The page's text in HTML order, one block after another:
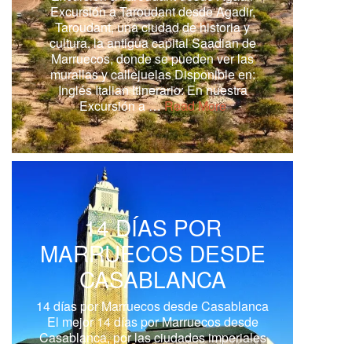
Excursión a Taroudant desde Agadir,
Taroudant, una ciudad de historia y
cultura, la antigua capital Saadian de
Marruecos, donde se pueden ver las
murallas y callejuelas Disponible en:
Inglés Italian Itinerario: En nuestra
Excursión a …Read More
14 DÍAS POR
MARRUECOS DESDE
CASABLANCA
14 días por Marruecos desde Casablanca
El mejor 14 días por Marruecos desde
Casablanca, por las ciudades imperiales